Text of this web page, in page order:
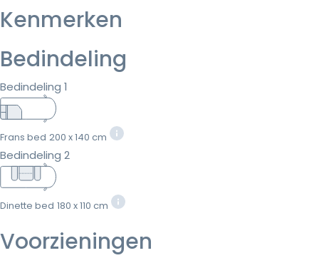
Kenmerken
Bedindeling
Bedindeling 1
Frans bed 200 x 140 cm
Bedindeling 2
Dinette bed 180 x 110 cm
Voorzieningen